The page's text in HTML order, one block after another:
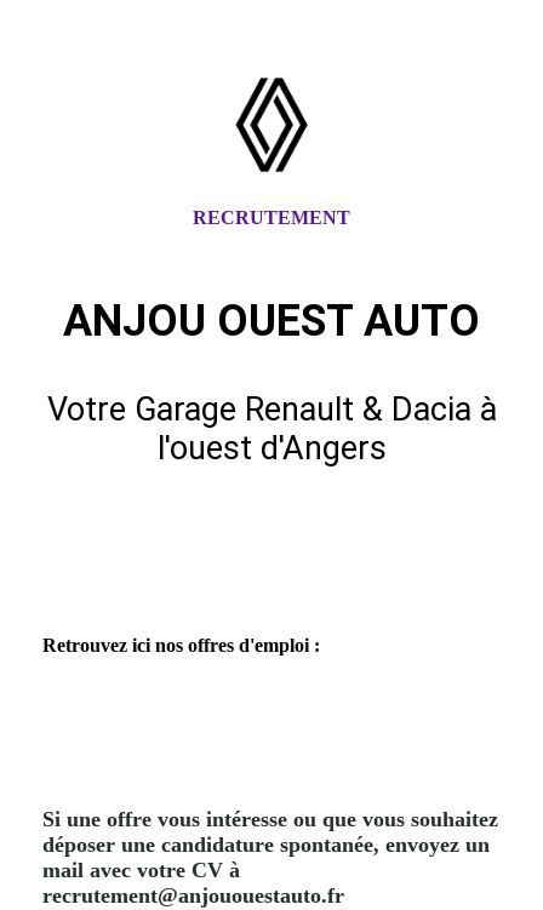
RECRUTEMENT
ANJOU OUEST AUTO
Votre Garage Renault & Dacia à
l'ouest d'Angers
Retrouvez ici nos offres d'emploi :
Si une offre vous intéresse ou que vous souhaitez
déposer une candidature spontanée, envoyez un
mail avec votre CV à
recrutement@anjououestauto.fr